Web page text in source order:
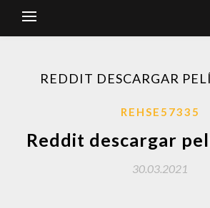
REDDIT DESCARGAR
REHSE57335
Reddit descargar
30.03.2021